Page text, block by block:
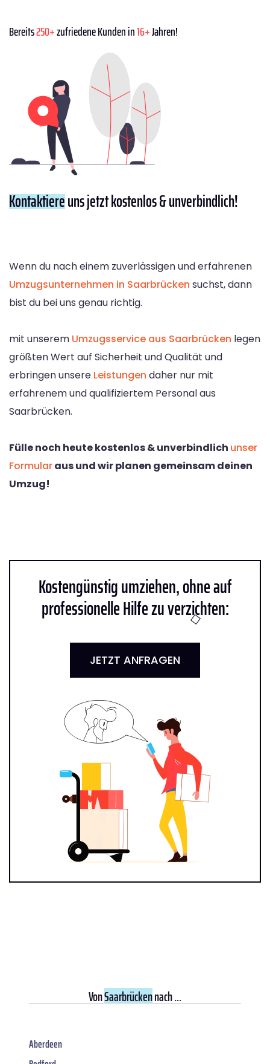
Bereits250+zufriedene Kunden in16+Jahren!
Kontaktiereuns jetzt kostenlos & unverbindlich!
Wenn du nach einem zuverlässigen und erfahrenen
Umzugsunternehmen in Saarbrücken suchst, dann
bist du bei uns genau richtig.
mit unserem Umzugsservice aus Saarbrücken legen
größten Wert auf Sicherheit und Qualität und
erbringen unsere Leistungen daher nur mit
erfahrenem und qualifiziertem Personal aus
Saarbrücken.
Fülle noch heute kostenlos & unverbindlich unser
Formularaus und wir planen gemeinsam deinen
Umzug!
Kostengünstig umziehen, ohne auf
professionelle Hilfe zu verzichten:
JETZT ANFRAGEN
VonSaarbrückennach ...
Aberdeen